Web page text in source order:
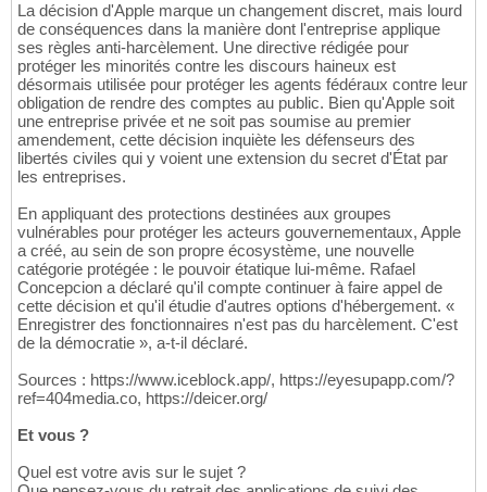
La décision d'Apple marque un changement discret, mais lourd
de conséquences dans la manière dont l'entreprise applique
ses règles anti-harcèlement. Une directive rédigée pour
protéger les minorités contre les discours haineux est
désormais utilisée pour protéger les agents fédéraux contre leur
obligation de rendre des comptes au public. Bien qu'Apple soit
une entreprise privée et ne soit pas soumise au premier
amendement, cette décision inquiète les défenseurs des
libertés civiles qui y voient une extension du secret d'État par
les entreprises.
En appliquant des protections destinées aux groupes
vulnérables pour protéger les acteurs gouvernementaux, Apple
a créé, au sein de son propre écosystème, une nouvelle
catégorie protégée : le pouvoir étatique lui-même. Rafael
Concepcion a déclaré qu'il compte continuer à faire appel de
cette décision et qu'il étudie d'autres options d'hébergement. «
Enregistrer des fonctionnaires n'est pas du harcèlement. C'est
de la démocratie », a-t-il déclaré.
Sources : https://www.iceblock.app/, https://eyesupapp.com/?
ref=404media.co, https://deicer.org/
Et vous ?
Quel est votre avis sur le sujet ?